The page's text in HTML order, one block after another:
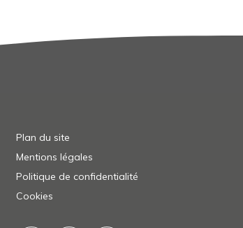
Plan du site
Mentions légales
Politique de confidentialité
Cookies